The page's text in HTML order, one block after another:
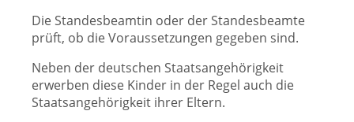
Die Standesbeamtin oder der Standesbeamte
prüft, ob die Voraussetzungen gegeben sind.
Neben der deutschen Staatsangehörigkeit
erwerben diese Kinder in der Regel auch die
Staatsangehörigkeit ihrer Eltern.